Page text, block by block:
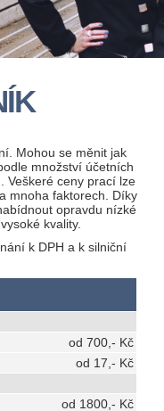
Mohou se měnit jak
množství účetních
Veškeré ceny prací lze
mnoha faktorech. Díky
opravdu nízké
kvality.
k DPH a k silniční
od 700,- Kč
od 17,- Kč
od 1800,- Kč